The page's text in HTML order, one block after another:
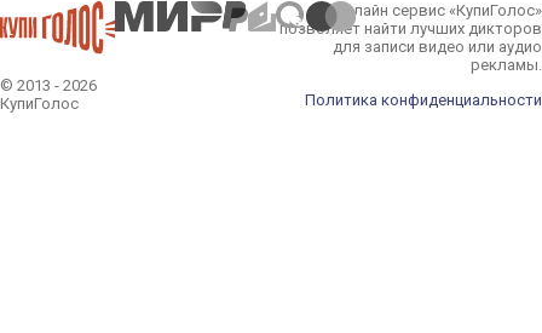
© 2013 - 2026
КупиГолос
Онлайн сервис «КупиГолос»
позволяет найти лучших дикторов
для записи видео или аудио
рекламы.
Политика конфиденциальности